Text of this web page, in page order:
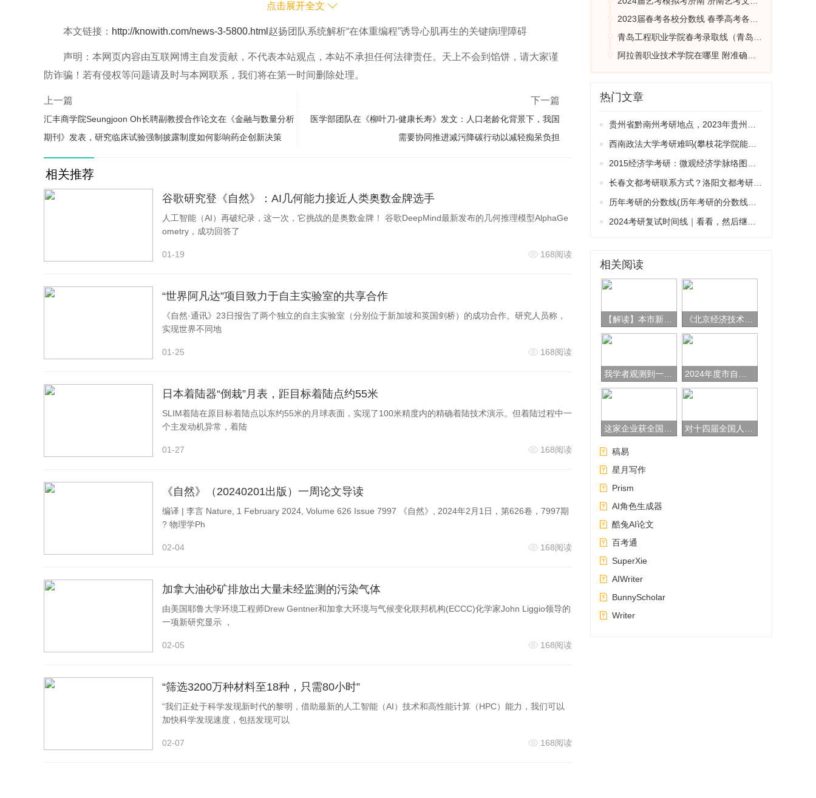
图1. 基于细胞移植的在体Perturb-seq揭示“在体重编程”首要障碍因子CALR
实现了对100多个因子作用效果的“头对头”比较，可通过这些因子对应的分子标签在不同细胞群里的分布系统鉴定候选因
子对不同细胞命运的调控效果。这一图谱为筛选细胞命运调控的关键靶点提供了高效平台。
被鉴定为阻碍心肌细胞产生的首要障碍因子。CALR通常定位于内质网，调控钙离子储存和蛋白
质折叠。研究发现，心梗区域成纤维细胞中CALR表达水平显著升高，这一现象在人类心梗患者样本中也同样存在。细胞
体内外功能实验验证，敲低CALR
能显著提升重编程诱导效率，且诱导出的心肌细胞展现出同步钙信号振荡，功能上
CALR敲低联合重编程因子可使激活态心脏成纤维细胞的心肌诱导效率接近70%。在体重编程实验
率。
机制研究表明，敲低CALR导致内质网向胞质释放钙离子，引起胞质钙浓度提升，激活下游CaM/CaMKIIδ通路。无论
外源MEF2C，借助成纤维细胞内源低表达的MEF2C并加强其活性，驱动细胞向心肌转化。这一机制将胚胎发育过程与病
点击展开全文
本文链接： http://knowith.com/news-3-5800.html 赵扬团队系统解析“在体重编程”诱导心肌再生的关键病理障碍
声明：本网页内容由互联网博主自发贡献，不代表本站观点，本站不承担任何法律责任。天上不会到馅饼，请大家谨
防诈骗！若有侵权等问题请及时与本网联系，我们将在第一时间删除处理。
上一篇
汇丰商学院Seungjoon Oh长聘副教授合作论文在《金融与数量分析
期刊》发表，研究临床试验强制披露制度如何影响药企创新决策
下一篇
医学部团队在《柳叶刀-健康长寿》发文：人口老龄化背景下，我国
需要协同推进减污降碳行动以减轻痴呆负担
相关推荐
谷歌研究登《自然》：AI几何能力接近人类奥数金牌选手
人工智能（AI）再破纪录，这一次，它挑战的是奥数金牌！ 谷歌DeepMind最新发布的几何推理模型AlphaGe
ometry，成功回答了
01-19 168阅读
“世界阿凡达”项目致力于自主实验室的共享合作
《自然·通讯》23日报告了两个独立的自主实验室（分别位于新加坡和英国剑桥）的成功合作。研究人员称，
实现世界不同地
01-25 168阅读
日本着陆器“倒栽”月表，距目标着陆点约55米
SLIM着陆在原目标着陆点以东约55米的月球表面，实现了100米精度内的精确着陆技术演示。但着陆过程中一
个主发动机异常，着陆
01-27 168阅读
《自然》（20240201出版）一周论文导读
编译 | 李言 Nature, 1 February 2024, Volume 626 Issue 7997 《自然》, 2024年2月1日，第626卷，7997期
? 物理学Ph
02-04 168阅读
加拿大油砂矿排放出大量未经监测的污染气体
由美国耶鲁大学环境工程师Drew Gentner和加拿大环境与气候变化联邦机构(ECCC)化学家John Liggio领导的
一项新研究显示 ，
02-05 168阅读
“筛选3200万种材料至18种，只需80小时”
“我们正处于科学发现新时代的黎明，借助最新的人工智能（AI）技术和高性能计算（HPC）能力，我们可以
加快科学发现速度，包括发现可以
02-07 168阅读
热门文章
相关阅读
稿易
星月写作
Prism
AI角色生成器
酷兔AI论文
百考通
SuperXie
AIWriter
BunnyScholar
Writer